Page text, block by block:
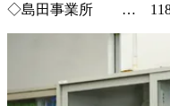
◇島田事業所　　…　